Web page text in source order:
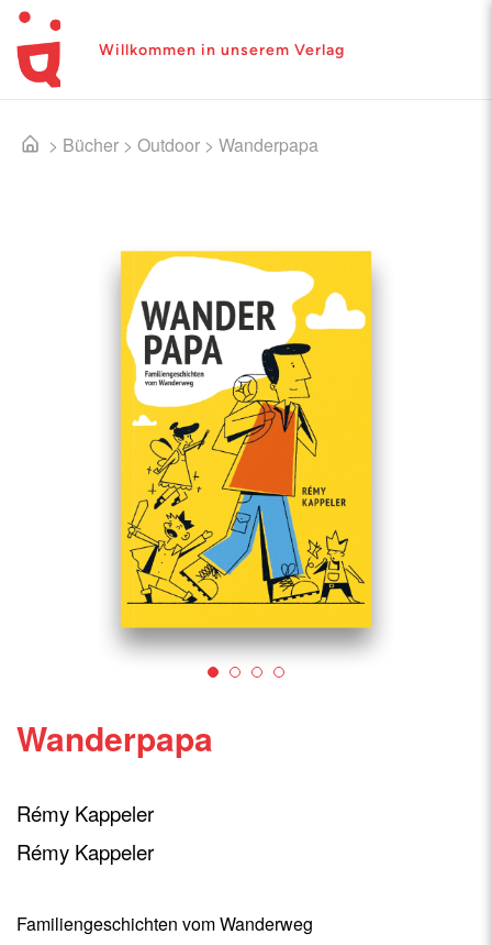
Willkommen in unserem Verlag
> Bücher > Outdoor > Wanderpapa
Wanderpapa
Rémy Kappeler
Rémy Kappeler
Familiengeschichten vom Wanderweg